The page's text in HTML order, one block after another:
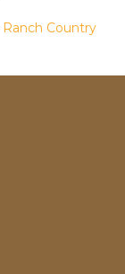
Ranch Country